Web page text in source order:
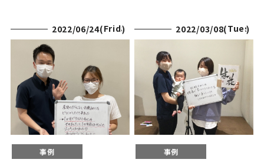
2022/06/24(Friday
)
事例
2022/03/08( )
事例